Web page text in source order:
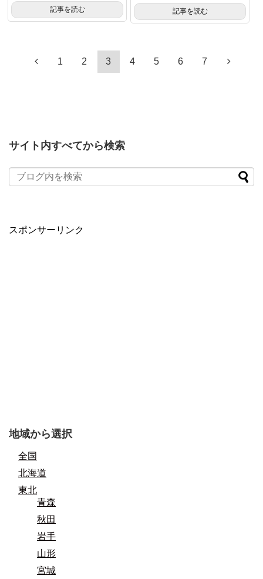
記事を読む 記事を読む
1 2 3 4 5 6 7
サイト内すべてから検索
スポンサーリンク
地域から選択
全国
北海道
東北
青森
秋田
岩手
山形
宮城